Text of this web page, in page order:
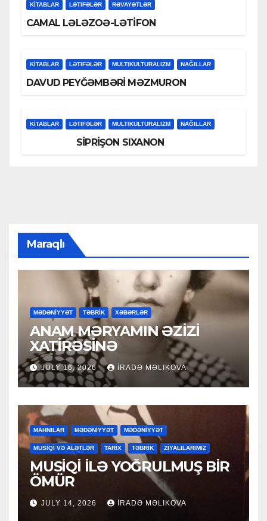
KİTABLAR LƏTIFƏLƏR RƏVAYƏTLƏR
CAMAL LƏLƏZOƏ-LƏTİFON
KİTABLAR LƏTIFƏLƏR MULTIKULTURALIZM NAĞILLAR
DAVUD PEYĞƏMBƏRİ MƏZMURON
KİTABLAR LƏTIFƏLƏR MULTIKULTURALIZM NAĞILLAR
SİPRİŞON SIXANON
Maraqlı
MƏDƏNİYYƏT TƏBRİK XƏBƏRLƏR
ANAM MƏRYAMIN ƏZİZİ
XATİRƏSİNƏ
JULY 16, 2026 İRADƏ MƏLIKOVA
MAHNILAR MƏDƏNİYYƏT MƏDƏNİYYƏT
MUSİQİ VƏ ALƏTLƏR TARİX TƏBRİK ZİYALILARIMIZ
MUSİQİ İLƏ YOĞRULMUŞ BİR
ÖMÜR
JULY 14, 2026 İRADƏ MƏLIKOVA